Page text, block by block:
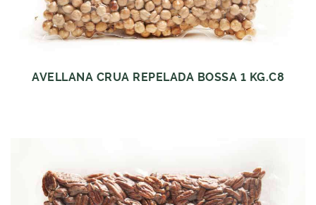
AVELLANA CRUA REPELADA BOSSA 1 KG.C8